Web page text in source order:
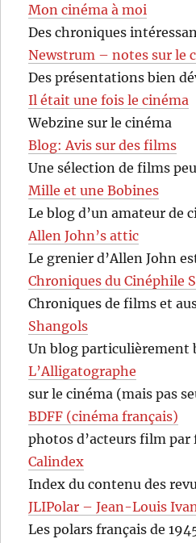
Mon cinéma à moi
Des chroniques
Newstrum – notes sur le
Des présentations bien
Il était une fois le cinéma
Webzine sur le cinéma
Blog: Avis sur des films
Une sélection de films
Mille et une Bobines
Le blog d’un amateur de
Allen John’s attic
Le grenier d’Allen John
Chroniques du Cinéphile
Chroniques de films et
Shangols
Un blog particulièrement
L’Alligatographe
sur le cinéma (mais pas
BDFF (cinéma français)
photos d’acteurs film
Calindex
Index du contenu des
JLIPolar – Jean-Louis
Les polars français de